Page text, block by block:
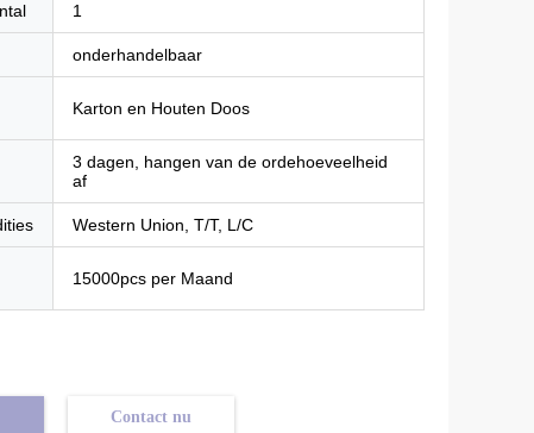
1
onderhandelbaar
Karton en Houten Doos
3 dagen, hangen van de ordehoeveelheid
af
Western Union, T/T, L/C
15000pcs per Maand
Contact nu